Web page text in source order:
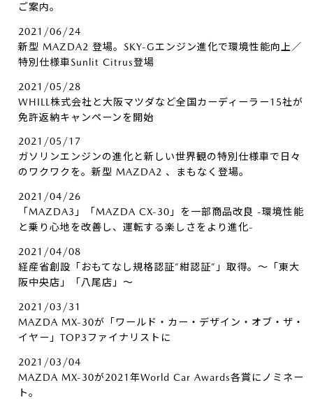
ご案内。
2021/06/24
新型 MAZDA2 登場。SKY-Gエンジン進化で環境性能向上／
特別仕様車Sunlit Citrus登場
2021/05/28
WHILL株式会社と大阪マツダなど全国カーディーラー15社が
免許返納キャンペーンを開始
2021/05/17
ガソリンエンジンの進化と新しい世界観の特別仕様車で日々
のワクワクを。新型 MAZDA2 、まもなく登場。
2021/04/26
「MAZDA3」「MAZDA CX-30」を一部商品改良 -環境性能
と乗り心地を改善し、運転する楽しさをより進化-
2021/04/08
経産省創設「おもてなし規格認証”紺認証”」取得。～「東大
阪中央店」「八尾店」～
2021/03/31
MAZDA MX-30が「ワールド・カー・デザイン・オブ・ザ・
イヤー」TOP3ファイナリストに
2021/03/04
MAZDA MX-30が2021年World Car Awards各賞にノミネー
ト。